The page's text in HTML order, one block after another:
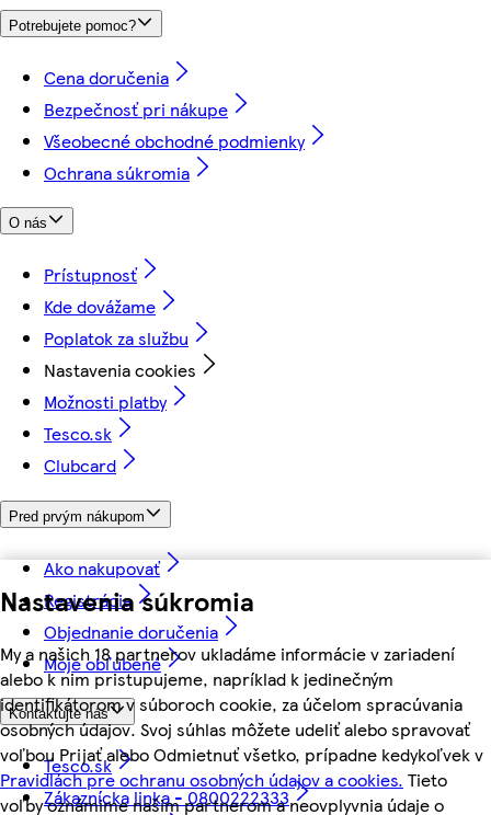
Nastavenia súkromia
My a našich 18 partnerov ukladáme informácie v zariadení
alebo k nim pristupujeme, napríklad k jedinečným
identifikátorom v súboroch cookie, za účelom spracúvania
osobných údajov. Svoj súhlas môžete udeliť alebo spravovať
voľbou Prijať alebo Odmietnuť všetko, prípadne kedykoľvek v
Pravidlách pre ochranu osobných údajov a cookies. Tieto
voľby oznámime našim partnerom a neovplyvnia údaje o
Potrebujete pomoc?
Cena doručenia
Bezpečnosť pri nákupe
Všeobecné obchodné podmienky
Ochrana súkromia
O nás
Prístupnosť
Kde dovážame
Poplatok za službu
Nastavenia cookies
Možnosti platby
Tesco.sk
Clubcard
Pred prvým nákupom
Ako nakupovať
Registrácia
Objednanie doručenia
Moje obľúbené
Kontaktujte nás
Tesco.sk
Zákaznícka linka - 0800222333